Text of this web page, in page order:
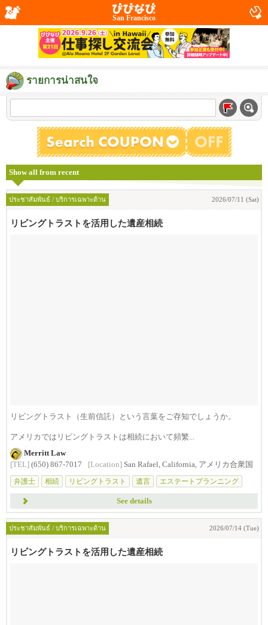
San Francisco
รายการน่าสนใจ
Show all from recent
ประชาสัมพันธ์ / บริการเฉพาะด้าน 2026/07/11 (Sat)
リビングトラストを活用した遺産相続
リビングトラスト（生前信託）という言葉をご存知でしょうか。
アメリカではリビングトラストは相続において頻繁...
Merritt Law
[TEL] (650) 867-7017 [Location] San Rafael, California, アメリカ合衆国
弁護士
相続 リビングトラスト 遺言 エステートプランニング
See details
ประชาสัมพันธ์ / บริการเฉพาะด้าน 2026/07/14 (Tue)
リビングトラストを活用した遺産相続